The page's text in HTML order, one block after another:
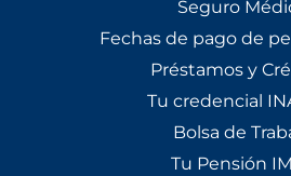
Seguro
Fechas de pago de
Préstamos y
Tu credencial
Bolsa de
Tu Pensión